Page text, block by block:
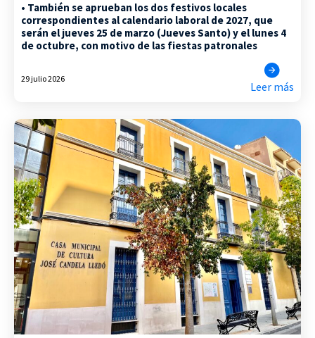
• También se aprueban los dos festivos locales
correspondientes al calendario laboral de 2027, que
serán el jueves 25 de marzo (Jueves Santo) y el lunes 4
de octubre, con motivo de las fiestas patronales
29 julio 2026
Leer más